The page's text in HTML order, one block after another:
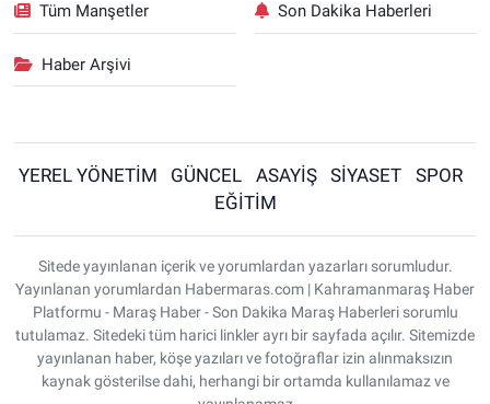
Tüm Manşetler Son Dakika Haberleri
Haber Arşivi
YEREL YÖNETİM GÜNCEL ASAYİŞ SİYASET
SPOR
EĞİTİM
Sitede yayınlanan içerik ve yorumlardan yazarları sorumludur.
Yayınlanan yorumlardan Habermaras.com | Kahramanmaraş Haber
Platformu - Maraş Haber - Son Dakika Maraş Haberleri sorumlu
tutulamaz. Sitedeki tüm harici linkler ayrı bir sayfada açılır. Sitemizde
yayınlanan haber, köşe yazıları ve fotoğraflar izin alınmaksızın
kaynak gösterilse dahi, herhangi bir ortamda kullanılamaz ve